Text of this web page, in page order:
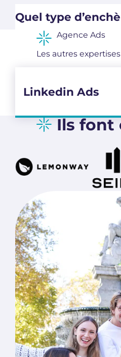
Quel type
Agence Ads
Les autres
Linkedin Ads
Ils font